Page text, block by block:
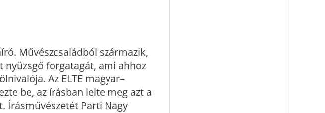
Művészcsaládból származik,
nyüzsgő forgatagát, ami ahhoz
Az ELTE magyar–
be, az írásban lelte meg azt a
Írásművészetét Parti Nagy